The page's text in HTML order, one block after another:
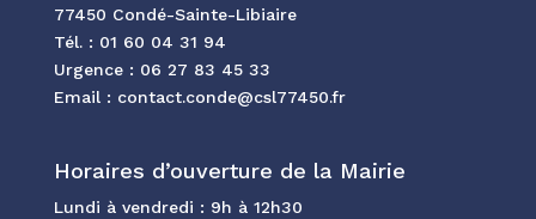
77450 Condé-Sainte-Libiaire
Tél. : 01 60 04 31 94
Urgence : 06 27 83 45 33
Email : contact.conde@csl77450.fr
Horaires d’ouverture de la Mairie
Lundi à vendredi : 9h à 12h30